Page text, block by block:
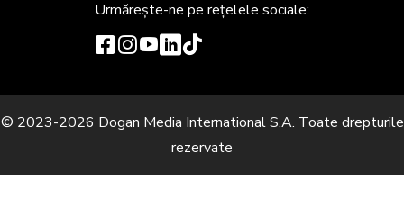
Urmărește-ne pe rețelele sociale:
© 2023-2026 Dogan Media International S.A. Toate drepturile
rezervate